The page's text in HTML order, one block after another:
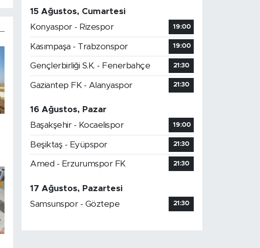
15 Ağustos, Cumartesi
Konyaspor - Rizespor
19:00
Kasımpaşa - Trabzonspor 19:00
Gençlerbirliği S.K. - Fenerbahçe 21:30
Gaziantep FK - Alanyaspor 21:30
16 Ağustos, Pazar
Başakşehir - Kocaelispor
19:00
Beşiktaş - Eyüpspor 21:30
Amed - Erzurumspor FK 21:30
17 Ağustos, Pazartesi
Samsunspor - Göztepe
21:30